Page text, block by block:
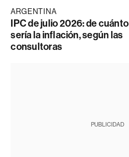
ARGENTINA
IPC de julio 2026: de cuánto
sería la inflación, según las
consultoras
PUBLICIDAD